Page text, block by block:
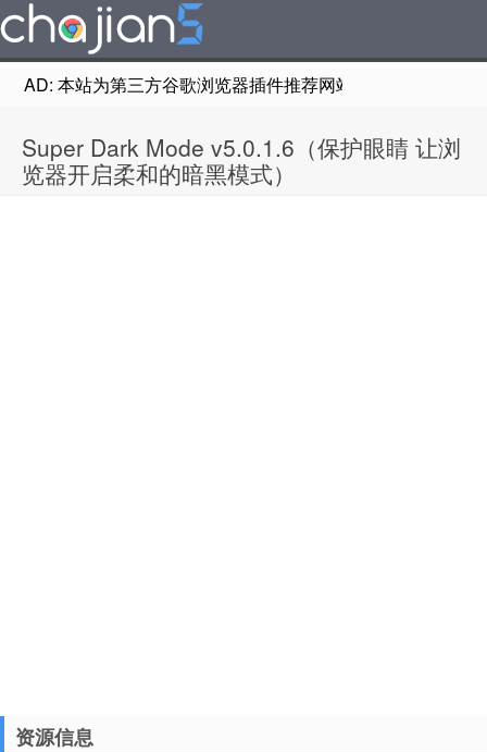
AD: 本站为第三方谷歌浏览器插件推荐网站，非Google
Super Dark Mode v5.0.1.6（保护眼睛 让浏
览器开启柔和的暗黑模式）
资源信息